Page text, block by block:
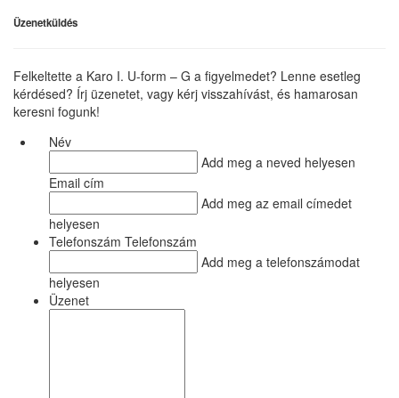
Üzenetküldés
Felkeltette a Karo I. U-form – G a figyelmedet? Lenne esetleg
kérdésed? Írj üzenetet, vagy kérj visszahívást, és hamarosan
keresni fogunk!
Név
Add meg a neved helyesen
Email cím
Add meg az email címedet
helyesen
Telefonszám Telefonszám
Add meg a telefonszámodat
helyesen
Üzenet